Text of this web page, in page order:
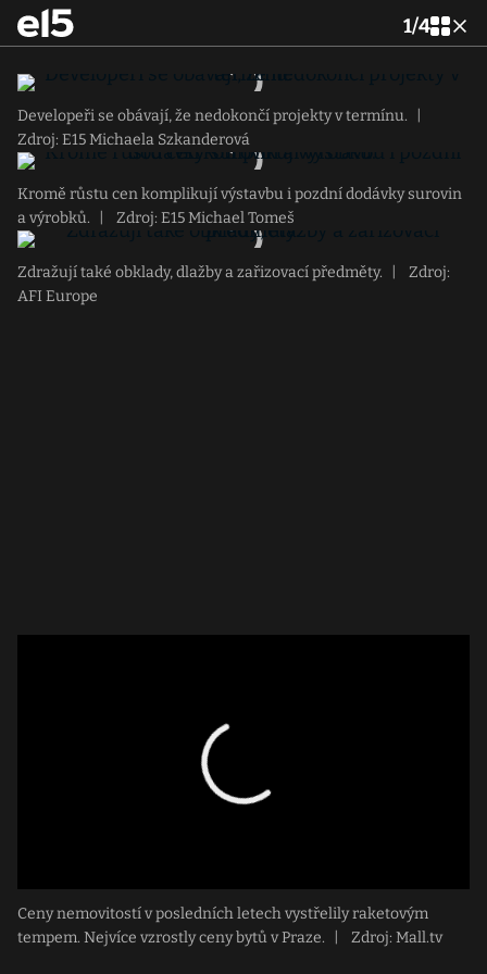
1/4
Developeři se obávají, že nedokončí projekty v termínu.
Zdroj: E15 Michaela Szkanderová
Kromě růstu cen komplikují výstavbu i pozdní dodávky surovin
a výrobků.
Zdroj: E15 Michael Tomeš
Zdražují také obklady, dlažby a zařizovací předměty.
Zdroj:
AFI Europe
Ceny nemovitostí v posledních letech vystřelily raketovým
tempem. Nejvíce vzrostly ceny bytů v Praze.
Zdroj: Mall.tv